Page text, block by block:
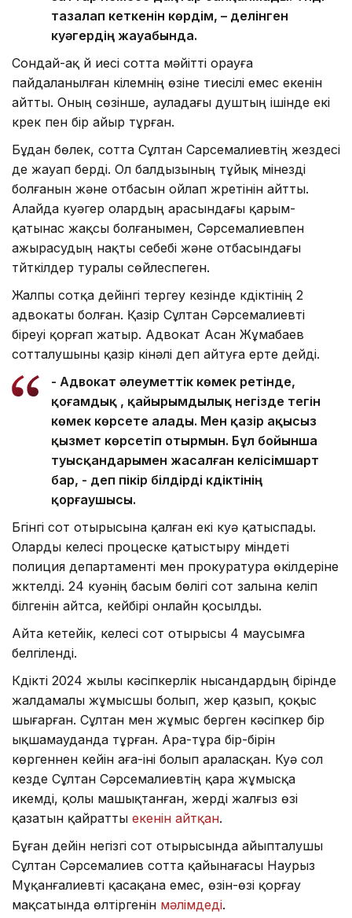
тазалап кеткенін көрдім, – делінген
куәгердің жауабында.
Сондай-ақ үй иесі сотта мәйітті орауға
пайдаланылған кілемнің өзіне тиесілі емес екенін
айтты. Оның сөзінше, ауладағы душтың ішінде екі
күрек пен бір айыр тұрған.
Бұдан бөлек, сотта Сұлтан Сарсемалиевтің жездесі
де жауап берді. Ол балдызының тұйық мінезді
болғанын және отбасын ойлап жүретінін айтты.
Алайда куәгер олардың арасындағы қарым-
қатынас жақсы болғанымен, Сәрсемалиевпен
ажырасудың нақты себебі және отбасындағы
түйткілдер туралы сөйлеспеген.
Жалпы сотқа дейінгі тергеу кезінде күдіктінің 2
адвокаты болған. Қазір Сұлтан Сәрсемалиевті
біреуі қорғап жатыр. Адвокат Асан Жұмабаев
сотталушыны қазір кінәлі деп айтуға ерте дейді.
- Адвокат әлеуметтік көмек ретінде,
қоғамдық , қайырымдылық негізде тегін
көмек көрсете алады. Мен қазір ақысыз
қызмет көрсетіп отырмын. Бұл бойынша
туысқандарымен жасалған келісімшарт
бар, - деп пікір білдірді күдіктінің
қорғаушысы.
Бүгінгі сот отырысына қалған екі куә қатыспады.
Оларды келесі процеске қатыстыру міндеті
полиция департаменті мен прокуратура өкілдеріне
жүктелді. 24 куәнің басым бөлігі сот залына келіп
білгенін айтса, кейбірі онлайн қосылды.
Айта кетейік, келесі сот отырысы 4 маусымға
белгіленді.
Күдікті 2024 жылы кәсіпкерлік нысандардың бірінде
жалдамалы жұмысшы болып, жер қазып, қоқыс
шығарған. Сұлтан мен жұмыс берген кәсіпкер бір
ықшамауданда тұрған. Ара-тұра бір-бірін
көргеннен кейін аға-іні болып араласқан. Куә сол
кезде Сұлтан Сәрсемалиевтің қара жұмысқа
икемді, қолы машықтанған, жерді жалғыз өзі
қазатын қайратты екенін айтқан.
Бұған дейін негізгі сот отырысында айыпталушы
Сұлтан Сәрсемалиев сотта қайынағасы Наурыз
Мұқанғалиевті қасақана емес, өзін-өзі қорғау
мақсатында өлтіргенін мәлімдеді.